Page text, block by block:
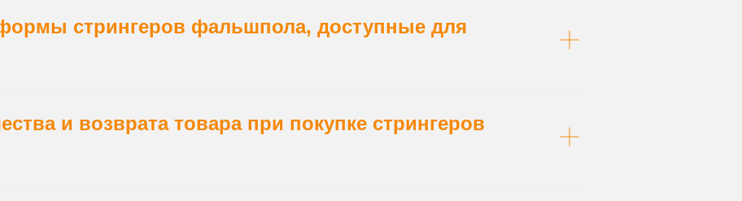
стрингеров фальшпола, доступные для
и возврата товара при покупке стрингеров